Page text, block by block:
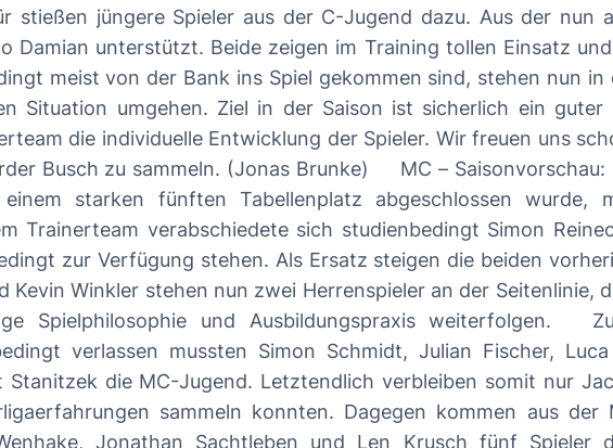
stießen jüngere Spieler aus der C-Jugend dazu. Aus der
unterstützt. Beide zeigen im Training tollen Einsatz und sind eine
meist von der Bank ins Spiel gekommen sind, stehen nun
ein guter Platz im Mittelfeld der Landesliga, aber viel
die individuelle Entwicklung der Spieler. Wir freuen uns
Brunke) MC – Saisonvorschau: Nachdem die letztjährige Premierensaison in
starken fünften Tabellenplatz abgeschlossen wurde,
zur Verfügung stehen. Als Ersatz steigen die beiden
Kevin Winkler stehen nun zwei Herrenspieler an der Seitenlinie,
und Ausbildungspraxis weiterfolgen. Zu den Trainerwechseln gesellen sich viele
verlassen mussten Simon Schmidt, Julian Fischer,
Stanitzek die MC-Jugend. Letztendlich verbleiben somit nur
sammeln konnten. Dagegen kommen aus der
Jonathan Sachtleben und Len Krusch fünf Spieler